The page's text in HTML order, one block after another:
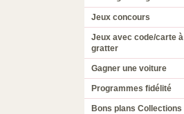
Jeux concours
Jeux avec code/carte à
gratter
Gagner une voiture
Programmes fidélité
Bons plans Collections